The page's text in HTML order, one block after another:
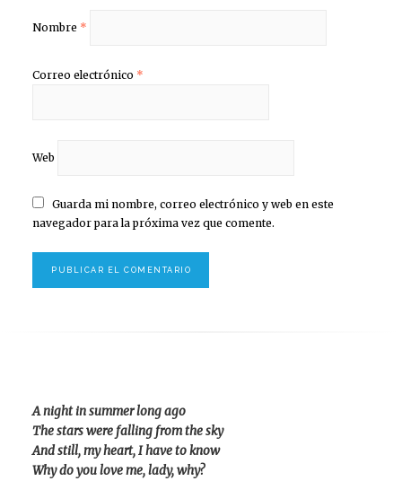
Nombre *
Correo electrónico *
Web
Guarda mi nombre, correo electrónico y web en este
navegador para la próxima vez que comente.
A night in summer long ago
The stars were falling from the sky
And still, my heart, I have to know
Why do you love me, lady, why?